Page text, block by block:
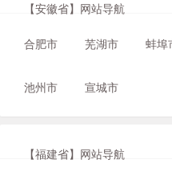
【安徽省】网站导航
合肥市 芜湖市 蚌埠
池州市 宣城市
【福建省】网站导航